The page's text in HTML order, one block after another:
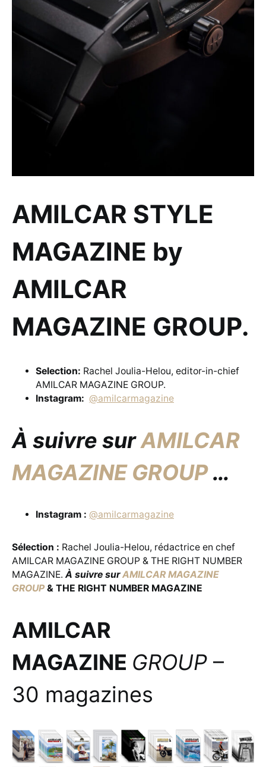
AMILCAR STYLE
MAGAZINE by
AMILCAR
MAGAZINE GROUP.
Selection: Rachel Joulia-Helou, editor-in-chief
AMILCAR MAGAZINE GROUP.
Instagram: @amilcarmagazine
À suivre surAMILCAR
MAGAZINE GROUP …
Instagram : @amilcarmagazine
Sélection : Rachel Joulia-Helou, rédactrice en chef
AMILCAR MAGAZINE GROUP & THE RIGHT NUMBER
MAGAZINE. À suivre surAMILCAR MAGAZINE
GROUP & THE RIGHT NUMBER MAGAZINE
AMILCAR
MAGAZINE GROUP –
30 magazines